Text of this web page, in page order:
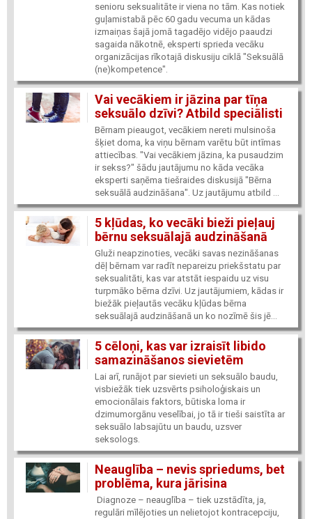
senioru seksualitāte ir viena no tām. Kas notiek
guļamistabā pēc 60 gadu vecuma un kādas
izmaiņas šajā jomā tagadējo vidējo paaudzi
sagaida nākotnē, eksperti sprieda vecāku
organizācijas rīkotajā diskusiju ciklā "Seksuālā
(ne)kompetence".
Vai vecākiem ir jāzina par tīņa
seksuālo dzīvi? Atbild speciālisti
Bērnam pieaugot, vecākiem nereti mulsinoša
šķiet doma, ka viņu bērnam varētu būt intīmas
attiecības. "Vai vecākiem jāzina, ka pusaudzim
ir sekss?" šādu jautājumu no kāda vecāka
eksperti saņēma tiešraides diskusijā "Bērna
seksuālā audzināšana". Uz jautājumu atbild ...
5 kļūdas, ko vecāki bieži pieļauj
bērnu seksuālajā audzināšanā
Gluži neapzinoties, vecāki savas nezināšanas
dēļ bērnam var radīt nepareizu priekšstatu par
seksualitāti, kas var atstāt iespaidu uz visu
turpmāko bērna dzīvi. Uz jautājumiem, kādas ir
biežāk pieļautās vecāku kļūdas bērna
seksuālajā audzināšanā un ko nozīmē šis jē...
5 cēloņi, kas var izraisīt libido
samazināšanos sievietēm
Lai arī, runājot par sievieti un seksuālo baudu,
visbiežāk tiek uzsvērts psiholoģiskais un
emocionālais faktors, būtiska loma ir
dzimumorgānu veselībai, jo tā ir tieši saistīta ar
seksuālo labsajūtu un baudu, uzsver
seksologs.
Neauglība – nevis spriedums, bet
problēma, kura jārisina
Diagnoze – neauglība – tiek uzstādīta, ja,
regulāri mīlējoties un nelietojot kontracepciju,